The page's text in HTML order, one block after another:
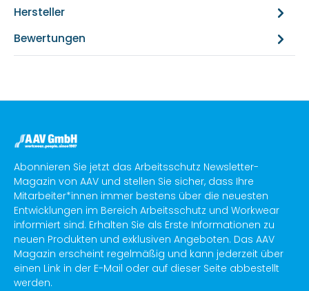
Hersteller
Bewertungen
Abonnieren Sie jetzt das Arbeitsschutz Newsletter-
Magazin von AAV und stellen Sie sicher, dass Ihre
Mitarbeiter*innen immer bestens über die neuesten
Entwicklungen im Bereich Arbeitsschutz und Workwear
informiert sind. Erhalten Sie als Erste Informationen zu
neuen Produkten und exklusiven Angeboten. Das AAV
Magazin erscheint regelmäßig und kann jederzeit über
einen Link in der E-Mail oder auf dieser Seite abbestellt
werden.